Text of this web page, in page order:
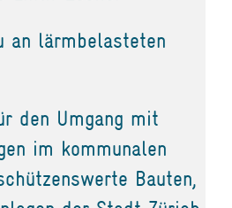
an lärmbelasteten
den Umgang mit
im kommunalen
Bauten,